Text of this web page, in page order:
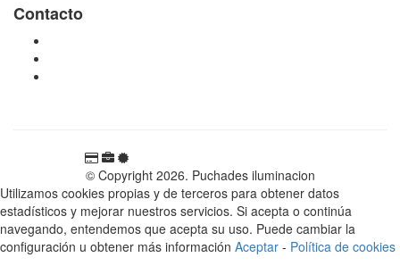
Contacto
© Copyright 2026. Puchades iluminacion
Utilizamos cookies propias y de terceros para obtener datos
estadísticos y mejorar nuestros servicios. Si acepta o continúa
navegando, entendemos que acepta su uso. Puede cambiar la
configuración u obtener más información Aceptar - Política de cookies